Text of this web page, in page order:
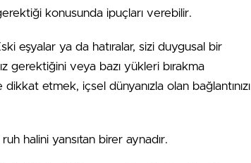
konusunda ipuçları verebilir.
eşyalar ya da hatıralar, sizi duygusal bir
gerektiğini veya bazı yükleri bırakma
etmek, içsel dünyanızla olan bağlantınızı
halini yansıtan birer aynadır.